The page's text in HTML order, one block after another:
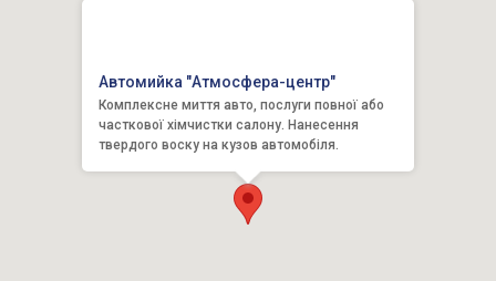
Автомийка "Атмосфера-центр"
Комплексне миття авто, послуги повної або
часткової хімчистки салону. Нанесення
твердого воску на кузов автомобіля.